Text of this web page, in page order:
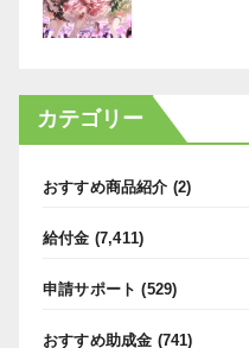
カテゴリー
おすすめ商品紹介 (2)
給付金 (7,411)
申請サポート (529)
おすすめ助成金 (741)